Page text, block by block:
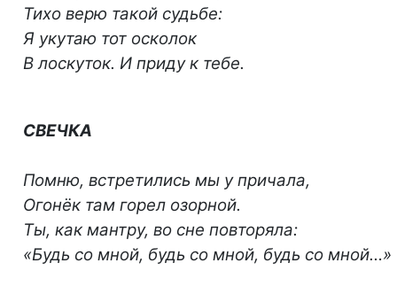
Тихо верю такой судьбе:
Я укутаю тот осколок
В лоскуток. И приду к тебе.
СВЕЧКА
Помню, встретились мы у причала,
Огонёк там горел озорной.
Ты, как мантру, во сне повторяла:
«Будь со мной, будь со мной, будь со мной…»